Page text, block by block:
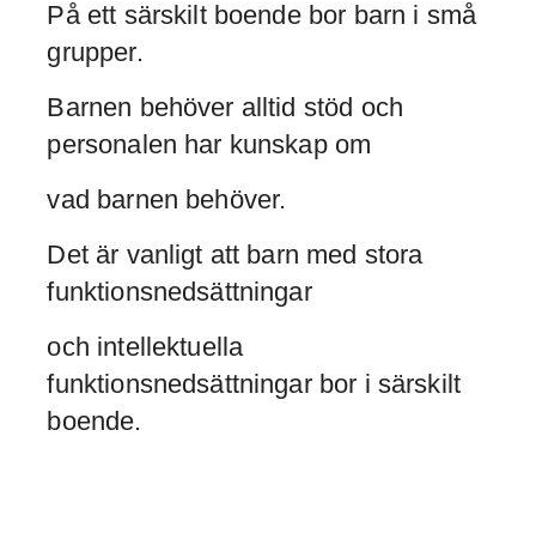
På ett särskilt boende bor barn i små
grupper.
Barnen behöver alltid stöd och
personalen har kunskap om
vad barnen behöver.
Det är vanligt att barn med stora
funktionsnedsättningar
och intellektuella
funktionsnedsättningar bor i särskilt
boende.